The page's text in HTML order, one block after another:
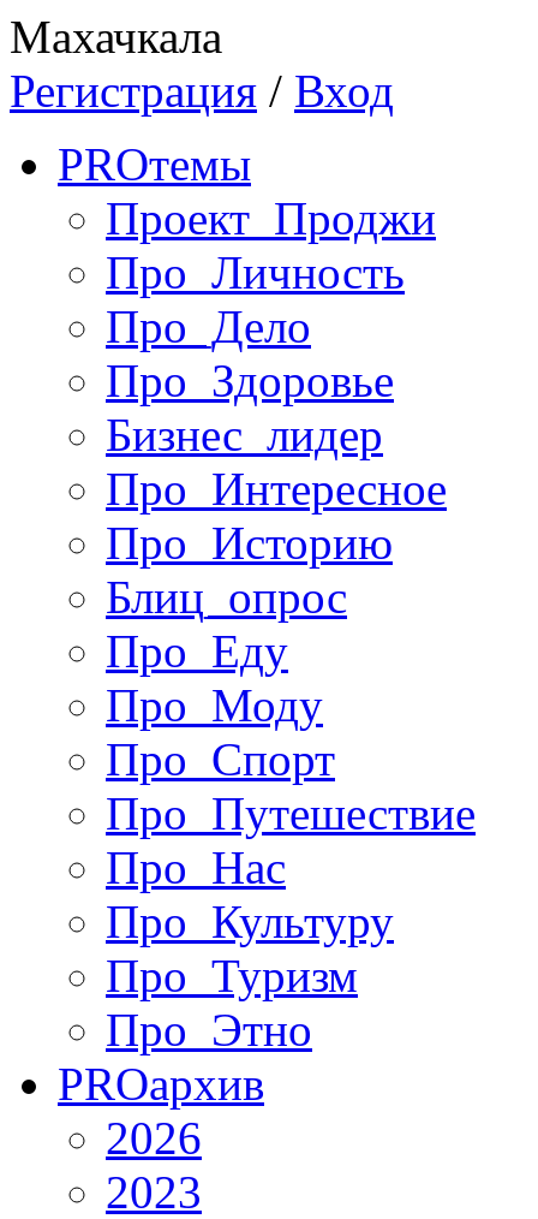
Махачкала
Регистрация / Вход
PROтемы
Проект_Проджи
Про_Личность
Про_Дело
Про_Здоровье
Бизнес_лидер
Про_Интересное
Про_Историю
Блиц_опрос
Про_Еду
Про_Моду
Про_Спорт
Про_Путешествие
Про_Нас
Про_Культуру
Про_Туризм
Про_Этно
PROархив
2026
2023